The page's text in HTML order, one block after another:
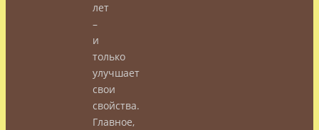
лет
–
и
только
улучшает
свои
свойства.
Главное,